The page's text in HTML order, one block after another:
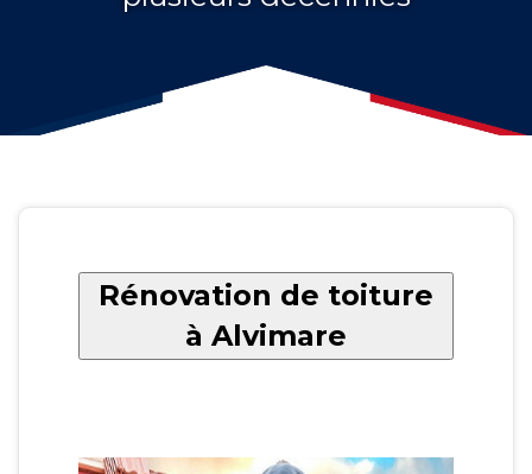
Rénovation de toiture
à Alvimare